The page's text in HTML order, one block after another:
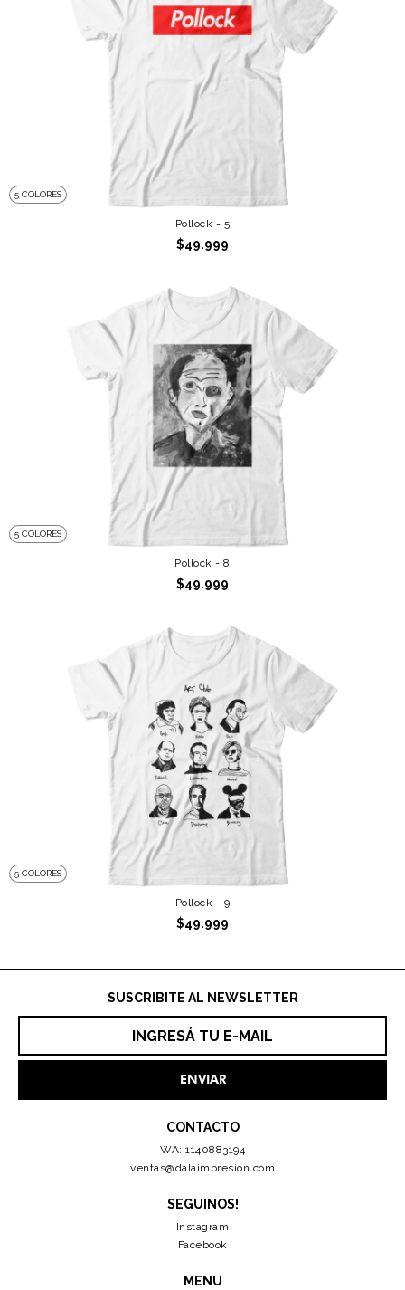
5 COLORES
Pollock - 5
$49.999
5 COLORES
Pollock - 8
$49.999
5 COLORES
Pollock - 9
$49.999
SUSCRIBITE AL NEWSLETTER
CONTACTO
WA: 1140883194
ventas@dalaimpresion.com
SEGUINOS!
Instagram
Facebook
MENU